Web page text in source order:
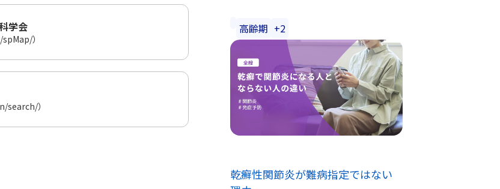
学会
）
search/）
高齢期 +2
乾癬性関節炎が難病指定ではない